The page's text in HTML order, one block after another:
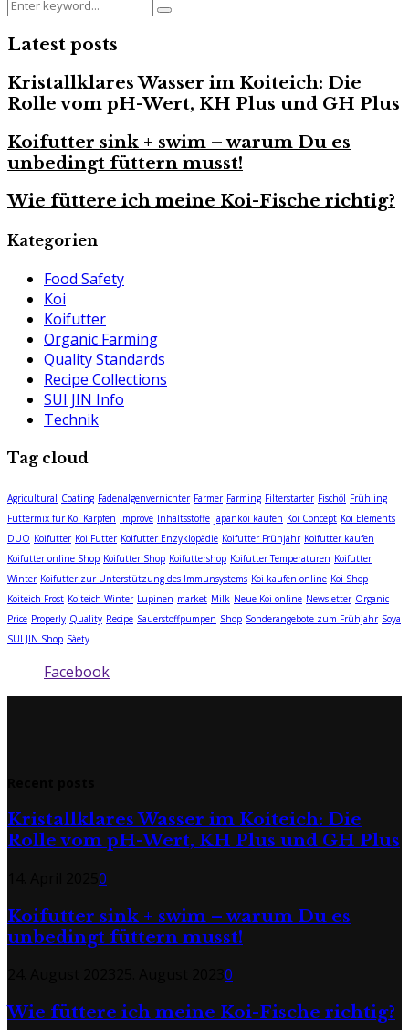
Search
Search
Latest posts
Kristallklares Wasser im Koiteich: Die
Rolle vom pH-Wert, KH Plus und GH Plus
Koifutter sink + swim – warum Du es
unbedingt füttern musst!
Wie füttere ich meine Koi-Fische richtig?
Kategorien
Food Safety
Koi
Koifutter
Organic Farming
Quality Standards
Recipe Collections
SUI JIN Info
Technik
Tag cloud
Agricultural Coating Fadenalgenvernichter Farmer Farming Filterstarter Fischöl Frühling
Futtermix für Koi Karpfen Improve Inhaltsstoffe japankoi kaufen Koi Concept Koi Elements
DUO Koifutter Koi Futter Koifutter Enzyklopädie Koifutter Frühjahr Koifutter kaufen
Koifutter online Shop Koifutter Shop Koifuttershop Koifutter Temperaturen Koifutter
Winter Koifutter zur Unterstützung des Immunsystems Koi kaufen online Koi Shop
Koiteich Frost Koiteich Winter Lupinen market Milk Neue Koi online Newsletter Organic
Price Properly Quality Recipe Sauerstoffpumpen Shop Sonderangebote zum Frühjahr Soya
SUI JIN Shop Sàety
Facebook
Kristallklares Wasser im Koiteich: Die
Rolle vom pH-Wert, KH Plus und GH Plus
0
Koifutter sink + swim – warum Du es
unbedingt füttern musst!
0
Wie füttere ich meine Koi-Fische richtig?